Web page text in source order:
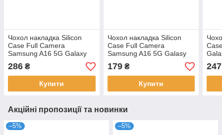
Чохол накладка Silicon
Case Full Camera
Samsung A16 5G Galaxy
286 ₴
Купити
Чохол накладка Silicon
Case Full Camera
Samsung A16 5G Galasy
179₴
Купити
247
Акційні пропозиції та новинки
–5% –5%